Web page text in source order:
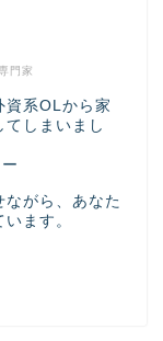
門家
資系OLから家
しまいまし
ながら、あなた
ます。